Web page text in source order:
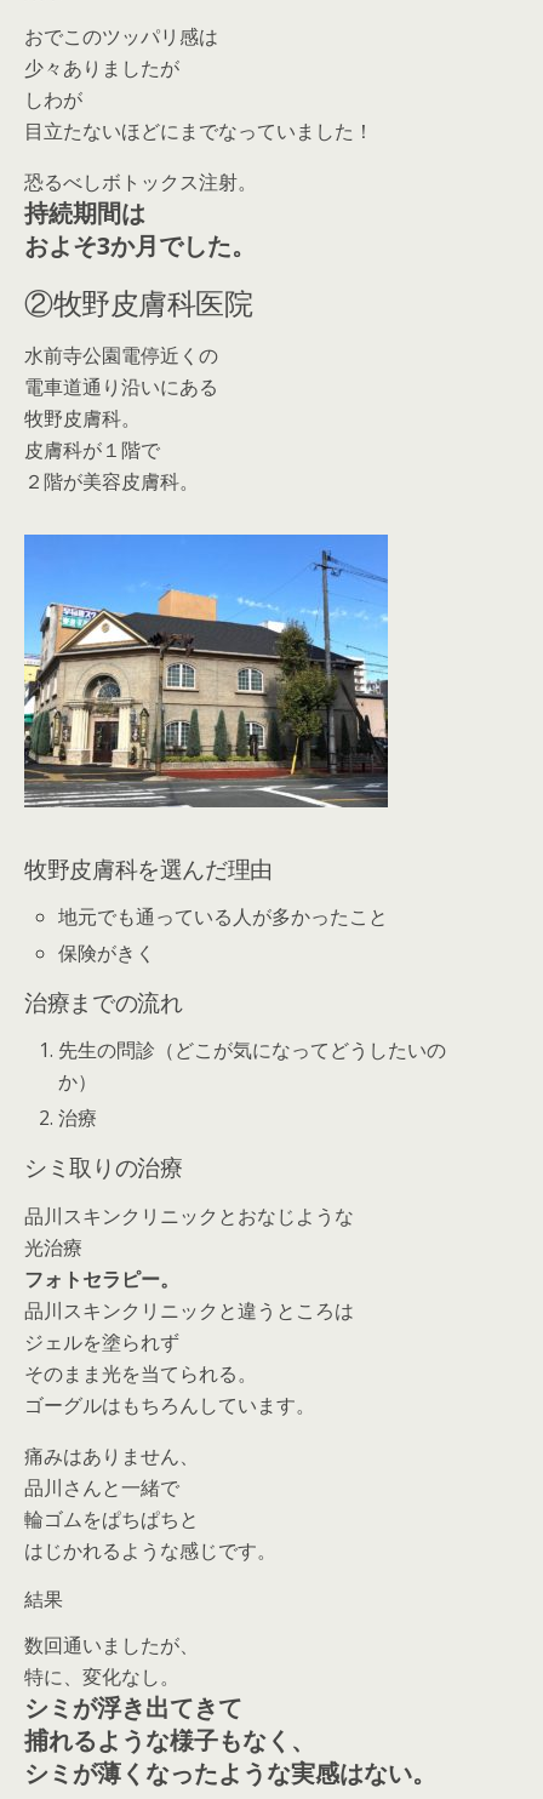
おでこのツッパリ感は
少々ありましたが
しわが
目立たないほどにまでなっていました！
恐るべしボトックス注射。
持続期間は
およそ3か月でした。
②牧野皮膚科医院
水前寺公園電停近くの
電車道通り沿いにある
牧野皮膚科。
皮膚科が１階で
２階が美容皮膚科。
牧野皮膚科を選んだ理由
地元でも通っている人が多かったこと
保険がきく
治療までの流れ
先生の問診（どこが気になってどうしたいの
か）
治療
シミ取りの治療
品川スキンクリニックとおなじような
光治療
フォトセラピー。
品川スキンクリニックと違うところは
ジェルを塗られず
そのまま光を当てられる。
ゴーグルはもちろんしています。
痛みはありません、
品川さんと一緒で
輪ゴムをぱちぱちと
はじかれるような感じです。
結果
数回通いましたが、
特に、変化なし。
シミが浮き出てきて
捕れるような様子もなく、
シミが薄くなったような実感はない。